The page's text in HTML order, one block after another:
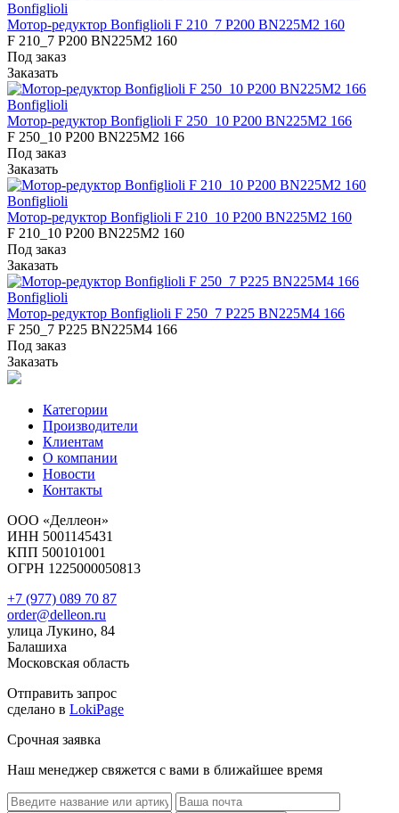
Bonfiglioli
Мотор-редуктор Bonfiglioli F 210_7 P200 BN225M2 160
F 210_7 P200 BN225M2 160
Под заказ
Заказать
Bonfiglioli
Мотор-редуктор Bonfiglioli F 250_10 P200 BN225M2 166
F 250_10 P200 BN225M2 166
Под заказ
Заказать
Bonfiglioli
Мотор-редуктор Bonfiglioli F 210_10 P200 BN225M2 160
F 210_10 P200 BN225M2 160
Под заказ
Заказать
Bonfiglioli
Мотор-редуктор Bonfiglioli F 250_7 P225 BN225M4 166
F 250_7 P225 BN225M4 166
Под заказ
Заказать
Категории
Производители
Клиентам
О компании
Новости
Контакты
ООО «Деллеон»
ИНН 5001145431
КПП 500101001
ОГРН 1225000050813
+7 (977) 089 70 87
order@delleon.ru
улица Лукино, 84
Балашиха
Московская область
Отправить запрос
сделано в LokiPage
Срочная заявка
Наш менеджер свяжется с вами в ближайшее время